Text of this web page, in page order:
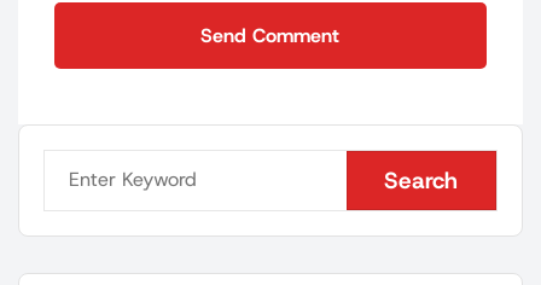
Send Comment
Search
Search